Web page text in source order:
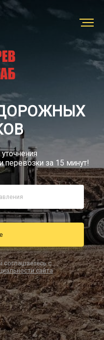
505-40-85
по России бесплатно
negabarit.ru
звонок
Заказать
перевозку
Грузы
перевозки за 15 минут!
соглашаетесь с
сайта